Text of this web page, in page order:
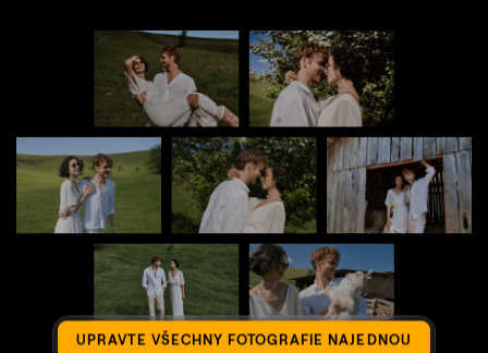
UPRAVTE VŠECHNY FOTOGRAFIE NAJEDNOU